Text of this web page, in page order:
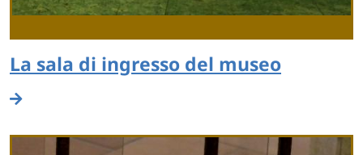
La sala di ingresso del museo